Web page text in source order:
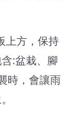
上方，保持
:盆栽、腳
時，會讓雨